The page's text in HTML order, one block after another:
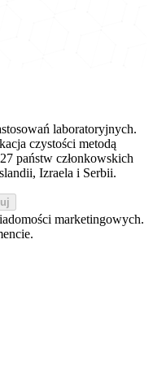
laboratoryjnych.
czystości metodą
państw członkowskich
Izraela i Serbii.
marketingowych.